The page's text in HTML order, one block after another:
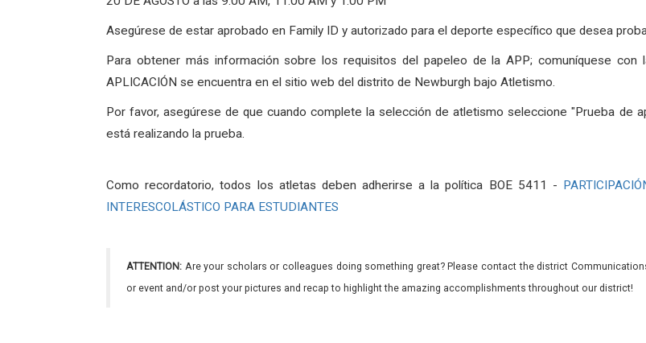
Asegúrese de estar aprobado en Family ID y autorizado para el deporte específico que desea
Para obtener más información sobre los requisitos del papeleo de la APP; comuníquese
APLICACIÓN se encuentra en el sitio web del distrito de Newburgh bajo Atletismo.
Por favor, asegúrese de que cuando complete la selección de atletismo seleccione "Prueba de
está realizando la prueba.
Como recordatorio, todos los atletas deben adherirse a la política BOE 5411 -
INTERESCOLÁSTICO PARA ESTUDIANTES
ATTENTION: Are your scholars or colleagues doing something great? Please contact the district
or event and/or post your pictures and recap to highlight the amazing accomplishments throughout our district!